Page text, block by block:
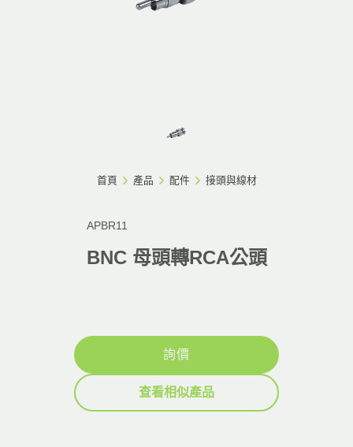
首頁 產品 配件 接頭與線材
APBR11
BNC 母頭轉RCA公頭
詢價
查看相似產品